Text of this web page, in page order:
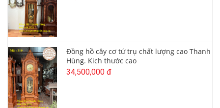
Đồng hồ cây cơ tứ trụ chất lượng cao Thanh
Hùng. Kich thước cao
34,500,000 đ